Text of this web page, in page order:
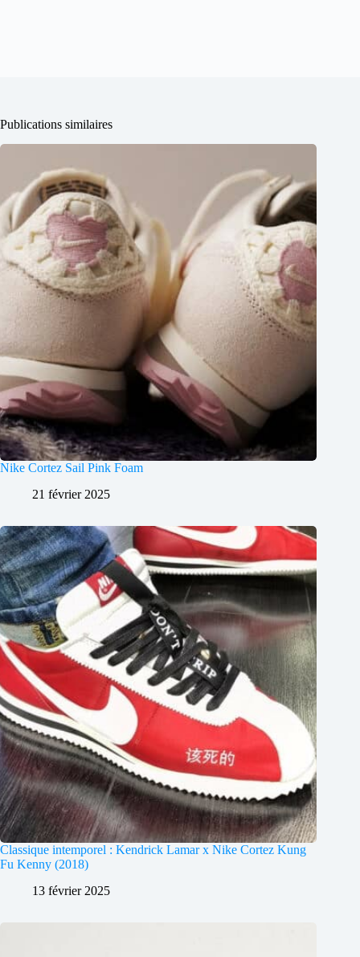
Publications similaires
Nike Cortez Sail Pink Foam
21 février 2025
Classique intemporel : Kendrick Lamar x Nike Cortez Kung
Fu Kenny (2018)
13 février 2025